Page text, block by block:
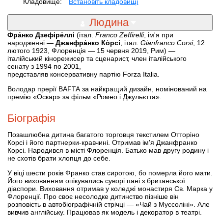
Людина
Фра́нко Дзефіре́ллі (італ. Franco Zeffirelli, ім'я при
народженні — Джанфра́нко Ко́рсі , італ. Gianfranco Corsi, 12
лютого 1923, Флоренція — 15 червня 2019, Рим) —
італійський кінорежисер та сценарист, член італійського
сенату з 1994 по 2001,
представляв консервативну партію Forza Italia.
Володар прерії BAFTA за найкращий дизайн, номінований на
премію «Оскар» за фільм «Ромео і Джульєтта».
Біографія
Позашлюбна дитина багатого торговця текстилем Отторіно
Корсі і його партнерки-кравчині. Отримав ім'я Джанфранко
Корсі. Народився в місті Флоренція. Батько мав другу родину і
не схотів брати хлопця до себе.
У віці шести років Франко став сиротою, бо померла його мати.
Його вихованням опікувались суворі пані з британської
діаспори. Виховання отримав у коледжі монастиря Св. Марка у
Флоренції. Про своє несолодке дитинство пізніше він
розповість в автобіографічній стрічці — «Чай з Муссоліні». Але
вивчив англійську. Працював як модель і декоратор в театрі.